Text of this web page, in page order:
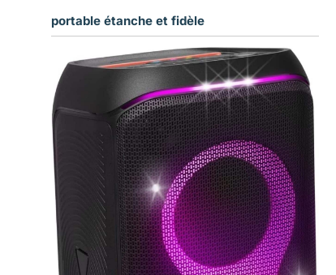
portable étanche et fidèle